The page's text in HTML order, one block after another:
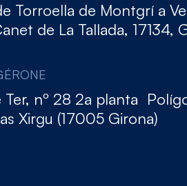
Torroella de Montgrí a
de La Tallada, 17134,
Ter, nº 28 2a planta
Xirgu (17005 Girona)